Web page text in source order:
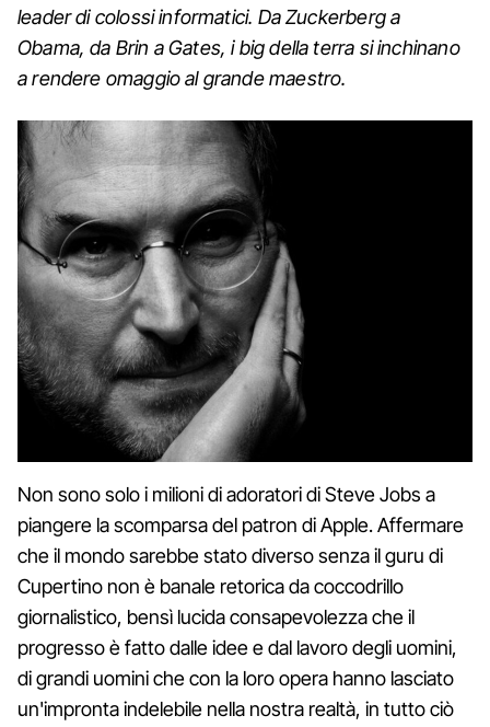
leader di colossi informatici. Da Zuckerberg a
Obama, da Brin a Gates, i big della terra si inchinano
a rendere omaggio al grande maestro.
Non sono solo i milioni di adoratori di Steve Jobs a
piangere la scomparsa del patron di Apple. Affermare
che il mondo sarebbe stato diverso senza il guru di
Cupertino non è banale retorica da coccodrillo
giornalistico, bensì lucida consapevolezza che il
progresso è fatto dalle idee e dal lavoro degli uomini,
di grandi uomini che con la loro opera hanno lasciato
un'impronta indelebile nella nostra realtà, in tutto ciò